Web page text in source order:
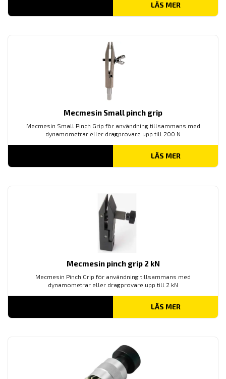
LÄS MER
Mecmesin Small pinch grip
Mecmesin Small Pinch Grip för användning tillsammans med
dynamometrar eller dragprovare upp till 200 N
LÄS MER
Mecmesin pinch grip 2 kN
Mecmesin Pinch Grip för användning tillsammans med
dynamometrar eller dragprovare upp till 2 kN
LÄS MER